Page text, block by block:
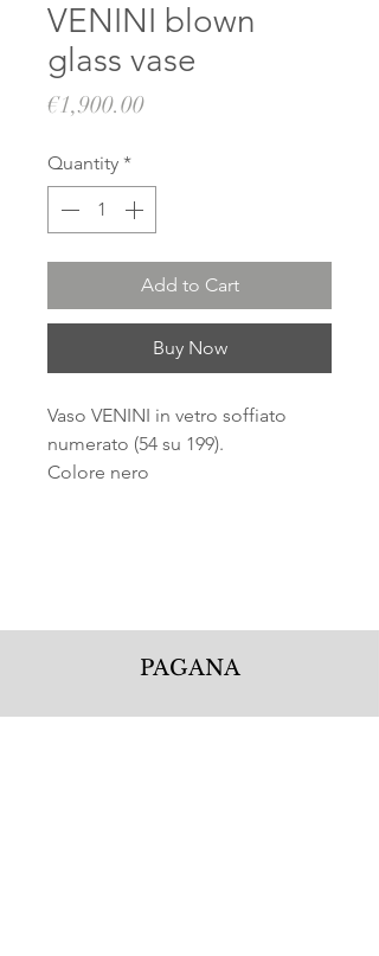
VENINI blown
glass vase
€1,900.00Price
Quantity *
Add to Cart
Buy Now
Vaso VENINI in vetro soffiato
numerato (54 su 199).
Colore nero
PAGANA